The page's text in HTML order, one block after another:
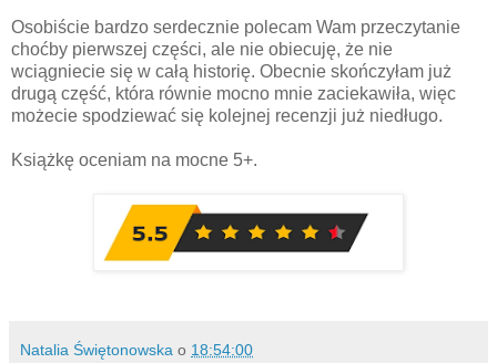
Osobiście bardzo serdecznie polecam Wam przeczytanie
choćby pierwszej części, ale nie obiecuję, że nie
wciągniecie się w całą historię. Obecnie skończyłam już
drugą część, która równie mocno mnie zaciekawiła, więc
możecie spodziewać się kolejnej recenzji już niedługo.
Książkę oceniam na mocne 5+.
Natalia Świętonowska o 18:54:00